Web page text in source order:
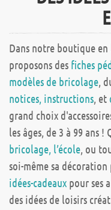
Dans notre boutique
proposons des fiches
modèles de bricolage,
notices, instructions, et
grand choix
les âges, de 3 à 99 ans
bricolage, l’école, ou
soi-même sa
idées-cadeaux pour ses
des idées de loisirs